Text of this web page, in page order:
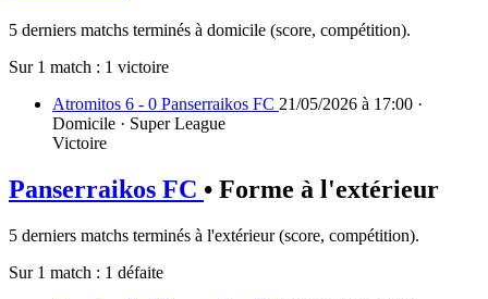
5 derniers matchs terminés à domicile (score, compétition).
Sur 1 match : 1 victoire
Atromitos 6 - 0 Panserraikos FC 21/05/2026 à 17:00 ·
Domicile · Super League
Victoire
Panserraikos FC • Forme à l'extérieur
5 derniers matchs terminés à l'extérieur (score, compétition).
Sur 1 match : 1 défaite